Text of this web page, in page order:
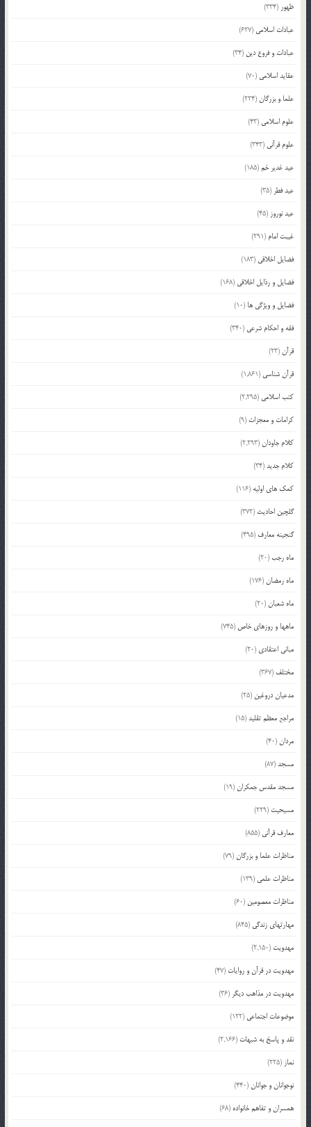
ظهور (334)
عبادات اسلامی (627)
عبادات و فروع دین (34)
عقاید اسلامی (70)
علما و بزرگان(224)
علوم اسلامی (43)
علوم قرآنی (343)
عید غدیر خم(185)
عید فطر (35)
عید نوروز (45)
غیبت امام (291)
فضایل اخلاقی (183)
فضایل و رذایل اخلاقی (168)
فضایل و ویژگی ها (10)
فقه و احکام شرعی (340)
قرآن(23)
قرآن شناسی (1,861)
کتب اسلامی (2,295)
کرامات و معجزات (9)
کلام جاودان(2,293)
کلام جدید(34)
کمک های اولیه (116)
گلچین احادیث (372)
گنجینه معارف (495)
ماه رجب(20)
ماه رمضان(176)
ماه شعبان(20)
ماهها و روزهای خاص (745)
مبانی اعتقادی (20)
مختلف (367)
مدعیان دروغین (25)
مراجع معظم تقلید(15)
مردان(40)
مسجد(87)
مسجد مقدس جمکران(19)
مسیحیت (229)
معارف قرآنی (855)
مناظرات علما و بزرگان(79)
مناظرات علمی (139)
مناظرات معصومین (60)
مهارتهای زندگی (845)
مهدویت (2,150)
مهدویت در قرآن و روایات (47)
مهدویت در مذاهب دیگر (36)
موضوعات اجتماعی (122)
نقد و پاسخ به شبهات (2,166)
نماز (225)
نوجوانان و جوانان(440)
همسران و تفاهم خانواده (68)